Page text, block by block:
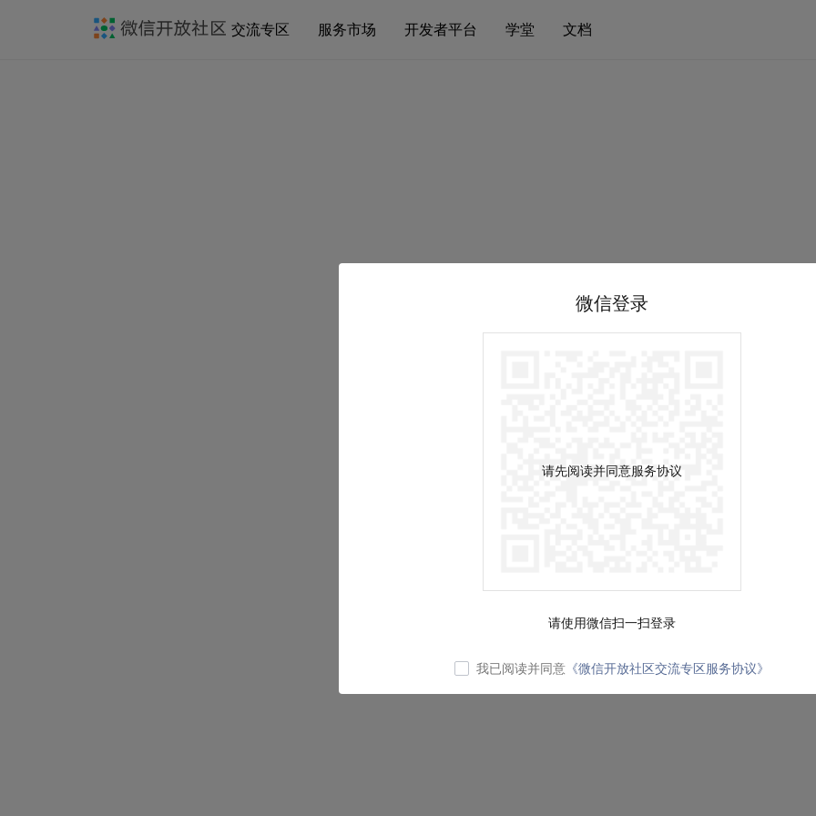
交流专区 服务市场 开发者平台 学堂 文档
微信登录
请先阅读并同意服务协议
请使用微信扫一扫登录
我已阅读并同意 《微信开放社区交流专区服务协议》